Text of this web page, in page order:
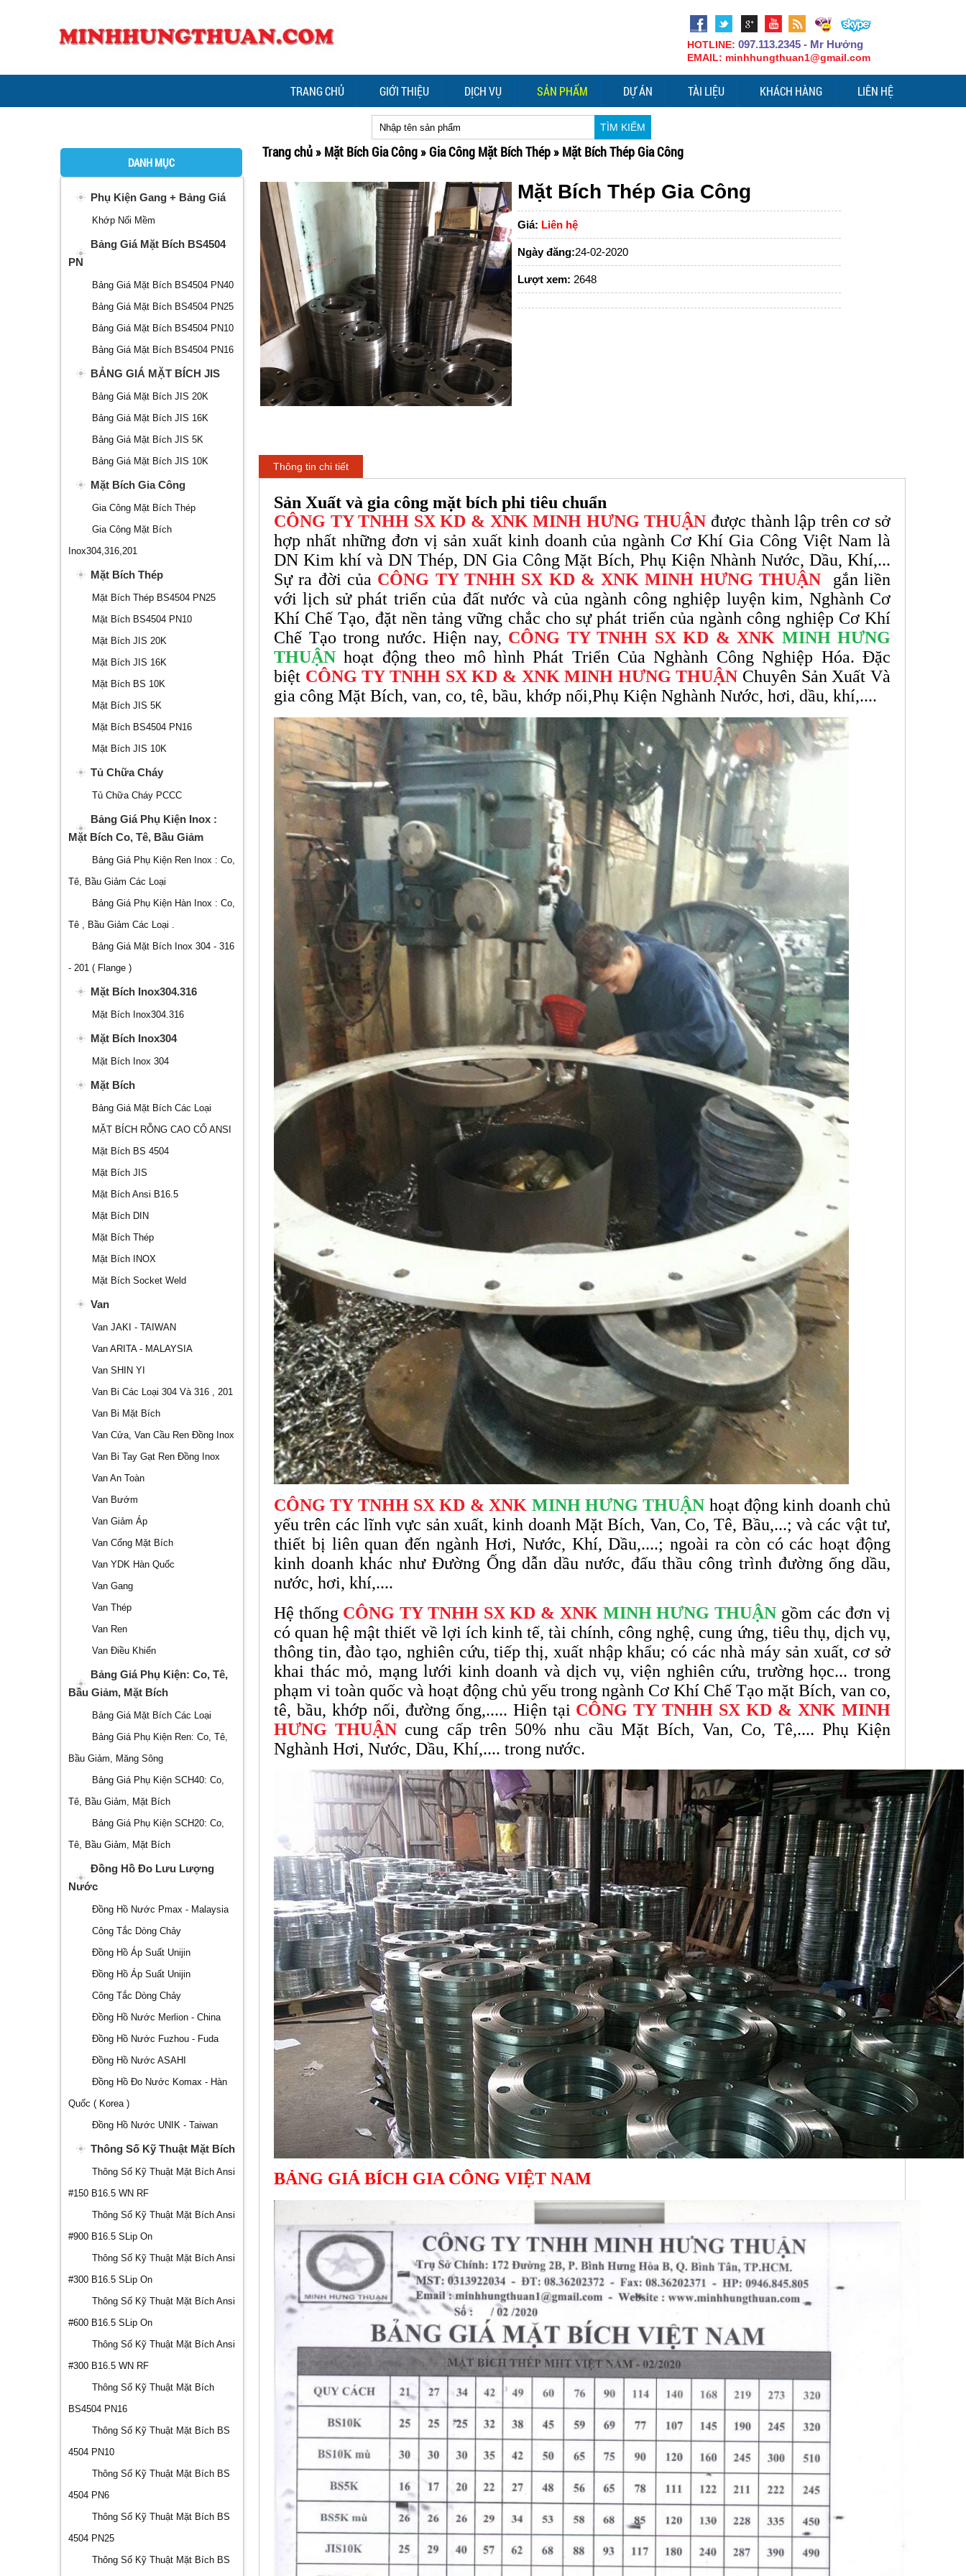
HOTLINE: 097.113.2345 - Mr Hưởng
EMAIL: minhhungthuan1@gmail.com
TRANG CHỦ GIỚI THIỆU DỊCH VỤ SẢN PHẨM DỰ ÁN TÀI LIỆU KHÁCH HÀNG LIÊN HỆ
TÌM KIẾM
DANH MỤC
Phụ Kiện Gang + Bảng Giá
Khớp Nối Mềm
Bảng Giá Mặt Bích BS4504
PN
Bảng Giá Mặt Bích BS4504 PN40
Bảng Giá Mặt Bích BS4504 PN25
Bảng Giá Mặt Bích BS4504 PN10
Bảng Giá Mặt Bích BS4504 PN16
BẢNG GIÁ MẶT BÍCH JIS
Bảng Giá Mặt Bích JIS 20K
Bảng Giá Mặt Bích JIS 16K
Bảng Giá Mặt Bích JIS 5K
Bảng Giá Mặt Bích JIS 10K
Mặt Bích Gia Công
Gia Công Mặt Bích Thép
Gia Công Mặt Bích
Inox304,316,201
Mặt Bích Thép
Mặt Bích Thép BS4504 PN25
Mặt Bích BS4504 PN10
Mặt Bích JIS 20K
Mặt Bích JIS 16K
Mặt Bích BS 10K
Mặt Bích JIS 5K
Mặt Bích BS4504 PN16
Mặt Bích JIS 10K
Tủ Chữa Cháy
Tủ Chữa Cháy PCCC
Bảng Giá Phụ Kiện Inox :
Mặt Bích Co, Tê, Bầu Giảm
Bảng Giá Phụ Kiện Ren Inox : Co,
Tê, Bầu Giảm Các Loại
Bảng Giá Phụ Kiện Hàn Inox : Co,
Tê , Bầu Giảm Các Loại .
Bảng Giá Mặt Bích Inox 304 - 316
- 201 ( Flange )
Mặt Bích Inox304.316
Mặt Bích Inox304.316
Mặt Bích Inox304
Mặt Bích Inox 304
Mặt Bích
Bảng Giá Mặt Bích Các Loại
MẶT BÍCH RỖNG CAO CỔ ANSI
Mặt Bích BS 4504
Mặt Bích JIS
Mặt Bích Ansi B16.5
Mặt Bích DIN
Mặt Bích Thép
Mặt Bích INOX
Mặt Bích Socket Weld
Van
Van JAKI - TAIWAN
Van ARITA - MALAYSIA
Van SHIN YI
Van Bi Các Loại 304 Và 316 , 201
Van Bi Mặt Bích
Van Cửa, Van Cầu Ren Đồng Inox
Van Bi Tay Gạt Ren Đồng Inox
Van An Toàn
Van Bướm
Van Giảm Áp
Van Cổng Mặt Bích
Van YDK Hàn Quốc
Van Gang
Van Thép
Van Ren
Van Điều Khiển
Bảng Giá Phụ Kiện: Co, Tê,
Bầu Giảm, Mặt Bích
Bảng Giá Mặt Bích Các Loại
Bảng Giá Phụ Kiện Ren: Co, Tê,
Bầu Giảm, Măng Sông
Bảng Giá Phụ Kiện SCH40: Co,
Tê, Bầu Giảm, Mặt Bích
Bảng Giá Phụ Kiện SCH20: Co,
Tê, Bầu Giảm, Mặt Bích
Đồng Hồ Đo Lưu Lượng
Nước
Đồng Hồ Nước Pmax - Malaysia
Công Tắc Dòng Chảy
Đồng Hồ Áp Suất Unijin
Đồng Hồ Áp Suất Unijin
Công Tắc Dòng Chảy
Đồng Hồ Nước Merlion - China
Đồng Hồ Nước Fuzhou - Fuda
Đồng Hồ Nước ASAHI
Đồng Hồ Đo Nước Komax - Hàn
Quốc ( Korea )
Đồng Hồ Nước UNIK - Taiwan
Thông Số Kỹ Thuật Mặt Bích
Thông Số Kỹ Thuật Mặt Bích Ansi
#150 B16.5 WN RF
Thông Số Kỹ Thuật Mặt Bích Ansi
#900 B16.5 SLip On
Thông Số Kỹ Thuật Mặt Bích Ansi
#300 B16.5 SLip On
Thông Số Kỹ Thuật Mặt Bích Ansi
#600 B16.5 SLip On
Thông Số Kỹ Thuật Mặt Bích Ansi
#300 B16.5 WN RF
Thông Số Kỹ Thuật Mặt Bích
BS4504 PN16
Thông Số Kỹ Thuật Mặt Bích BS
4504 PN10
Thông Số Kỹ Thuật Mặt Bích BS
4504 PN6
Thông Số Kỹ Thuật Mặt Bích BS
4504 PN25
Thông Số Kỹ Thuật Mặt Bích BS
Trang chủ» Mặt Bích Gia Công»Gia Công Mặt Bích Thép» Mặt Bích Thép Gia Công
Mặt Bích Thép Gia Công
Giá: Liên hệ
Ngày đăng:24-02-2020
Lượt xem: 2648
Thông tin chi tiết
Sản Xuất và gia công mặt bích phi tiêu chuẩn
CÔNG TY TNHH SX KD & XNK MINH HƯNG THUẬN được thành lập trên cơ sở
hợp nhất những đơn vị sản xuất kinh doanh của ngành Cơ Khí Gia Công Việt Nam là
DN Kim khí và DN Thép, DN Gia Công Mặt Bích, Phụ Kiện Nhành Nước, Dầu, Khí,...
Sự ra đời của CÔNG TY TNHH SX KD & XNK MINH HƯNG THUẬN
gắn liền
với lịch sử phát triển của đất nước và của ngành công nghiệp luyện kim, Nghành Cơ
Khí Chế Tạo, đặt nền tảng vững chắc cho sự phát triển của ngành công nghiệp Cơ Khí
Chế Tạo trong nước. Hiện nay, CÔNG TY TNHH SX KD & XNK MINH HƯNG
THUẬN hoạt động theo mô hình Phát Triển Của Nghành Công Nghiệp Hóa. Đặc
biệt CÔNG TY TNHH SX KD & XNK MINH HƯNG THUẬN Chuyên Sản Xuất Và
gia công Mặt Bích, van, co, tê, bầu, khớp nối,Phụ Kiện Nghành Nước, hơi, dầu, khí,....
CÔNG TY TNHH SX KD & XNK MINH HƯNG THUẬN hoạt động kinh doanh chủ
yếu trên các lĩnh vực sản xuất, kinh doanh Mặt Bích, Van, Co, Tê, Bầu,...; và các vật tư,
thiết bị liên quan đến ngành Hơi, Nước, Khí, Dầu,....; ngoài ra còn có các hoạt động
kinh doanh khác như Đường Ống dẫn dầu nước, đấu thầu công trình đường ống dầu,
nước, hơi, khí,....
Hệ thống CÔNG TY TNHH SX KD & XNK MINH HƯNG THUẬN gồm các đơn vị
có quan hệ mật thiết về lợi ích kinh tế, tài chính, công nghệ, cung ứng, tiêu thụ, dịch vụ,
thông tin, đào tạo, nghiên cứu, tiếp thị, xuất nhập khẩu; có các nhà máy sản xuất, cơ sở
khai thác mỏ, mạng lưới kinh doanh và dịch vụ, viện nghiên cứu, trường học... trong
phạm vi toàn quốc và hoạt động chủ yếu trong ngành Cơ Khí Chế Tạo mặt Bích, van co,
tê, bầu, khớp nối, đường ống,..... Hiện tại CÔNG TY TNHH SX KD & XNK MINH
HƯNG THUẬN cung cấp trên 50% nhu cầu Mặt Bích, Van, Co, Tê,.... Phụ Kiện
Nghành Hơi, Nước, Dầu, Khí,.... trong nước.
BẢNG GIÁ BÍCH GIA CÔNG VIỆT NAM